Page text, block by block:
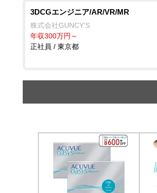
3DCGエンジニア/AR/VR/MR
株式会社GUNCY'S
年収300万円～
正社員 / 東京都